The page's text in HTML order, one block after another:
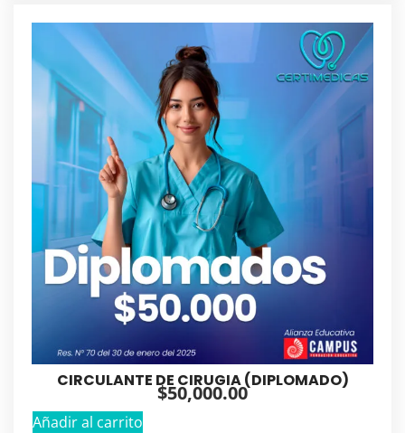
CIRCULANTE DE CIRUGIA (DIPLOMADO)
$50,000.00
Añadir al carrito